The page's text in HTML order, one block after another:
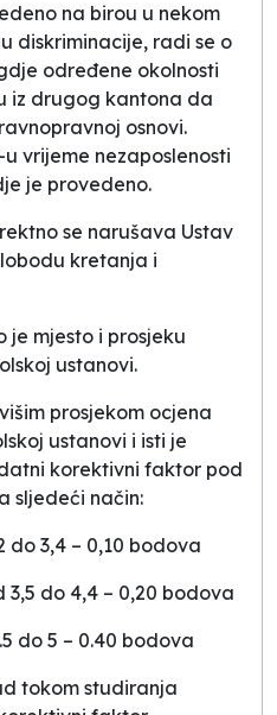
na birou u nekom
diskriminacije, radi se o
određene okolnosti
iz drugog kantona da
osnovi.
vrijeme nezaposlenosti
je provedeno.
se narušava Ustav
kretanja i
je mjesto i prosjeku
ustanovi.
prosjekom ocjena
ustanovi i isti je
korektivni faktor pod
sljedeći način:
do 3,4 – 0,10 bodova
3,5 do 4,4 – 0,20 bodova
do 5 – 0.40 bodova
tokom studiranja